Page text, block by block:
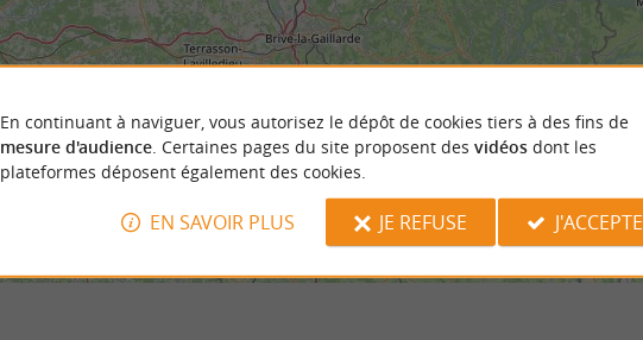
En continuant à naviguer, vous autorisez le dépôt de cookies tiers à des fins de
mesure d'audience. Certaines pages du site proposent des vidéosdont les
plateformes déposent également des cookies.
EN SAVOIR PLUS JE REFUSE J'ACCEPTE